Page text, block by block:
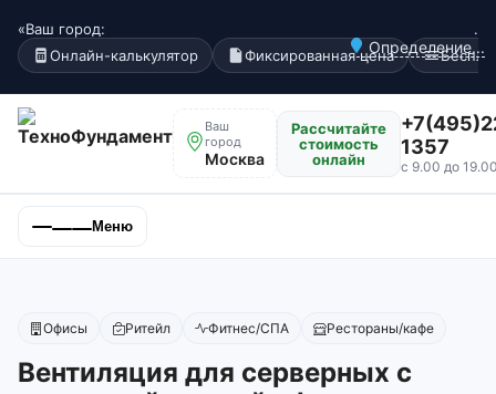
«Ваш город:
Определение...
.
Онлайн-калькулятор
Фиксированная цена
Ваш
город
Москва
Рассчитайте
стоимость
онлайн
1357
с 9.00 до
Меню
Офисы Ритейл Фитнес/СПА Рестораны/кафе
Вентиляция для серверных с